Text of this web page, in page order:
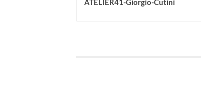
ATELIER41-Giorgio-Cutini